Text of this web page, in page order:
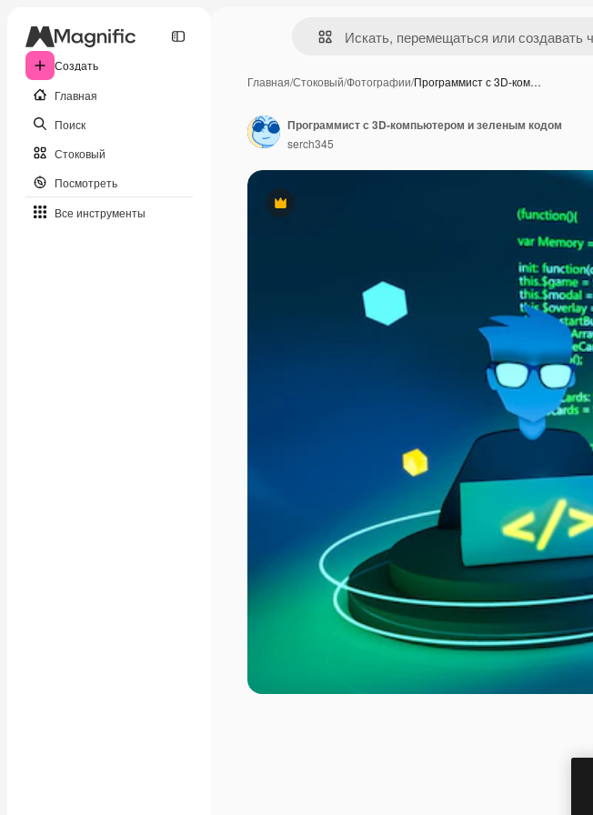
Создать
Главная
Поиск
Стоковый
Посмотреть
Все инструменты
Главная/Стоковый/Фотографии/Программист с 3D-ком…
Премиум
Программист с 3D-компьютером и зеленым кодом
serch345